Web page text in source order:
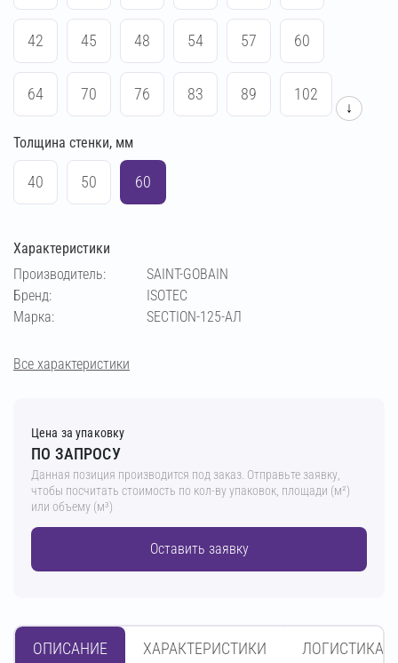
42 45 48 54 57 60
64 70 76 83 89 102
108 114
194 219 273
↓
Толщина стенки, мм
40 50 60
Характеристики
Производитель:
SAINT-GOBAIN
Бренд:
ISOTEC
Марка:
SECTION-125-АЛ
Все характеристики
Цена за упаковку
ПО ЗАПРОСУ
Данная позиция производится под заказ. Отправьте заявку,
чтобы посчитать стоимость по кол-ву упаковок, площади (м²)
или объему (м³)
Оставить заявку
ОПИСАНИЕ ХАРАКТЕРИСТИКИ ЛОГИСТИКА